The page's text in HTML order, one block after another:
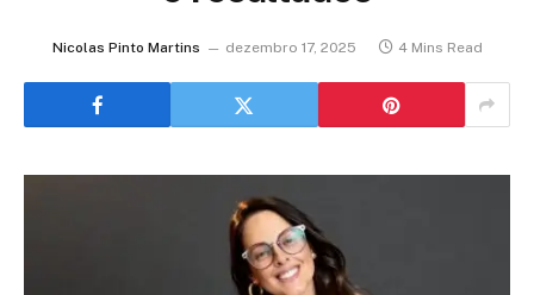
Nicolas Pinto Martins dezembro 17, 2025 4 Mins Read